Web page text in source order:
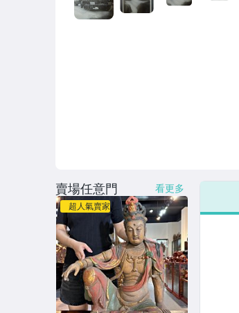
賣場任意門 看更多
超人氣賣家